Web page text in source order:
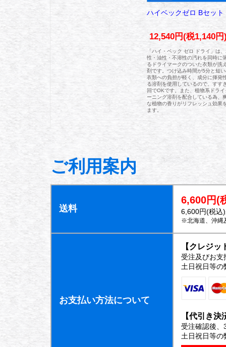
ハイベックゼロ Bセット
12,540円(税1,140円
「ハイ・ベック ゼロ ドライ」は
性・油性・不溶性の汚れを同時に
るドライマークのついた衣類が洗
剤です。つけ込み時間が5分と短
衣類への負担が軽く、成分に揮発
る溶剤を使用しているので、すす
回でOKです。また、植物系ドライ
ーニング溶剤を配合している為、
な植物の香りがリフレッシュ効果
ます。
ご利用案内
送料
6,600円(
6,600円(税込
※北海道、沖縄
お支払い方法について
【クレジ
受注及びお支
土日祝日等
【代引き決
受注確認後、
土日祝日等